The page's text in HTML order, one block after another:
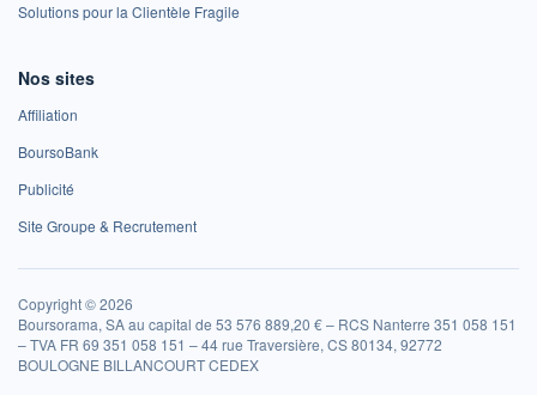
Solutions pour la Clientèle Fragile
Nos sites
Affiliation
BoursoBank
Publicité
Site Groupe & Recrutement
Copyright © 2026
Boursorama, SA au capital de 53 576 889,20 € – RCS Nanterre 351 058 151
– TVA FR 69 351 058 151 – 44 rue Traversière, CS 80134, 92772
BOULOGNE BILLANCOURT CEDEX